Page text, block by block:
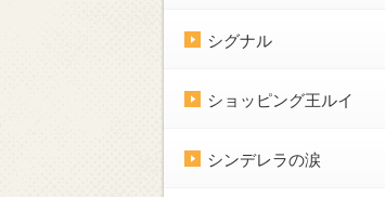
シグナル
ショッピング王ルイ
シンデレラの涙